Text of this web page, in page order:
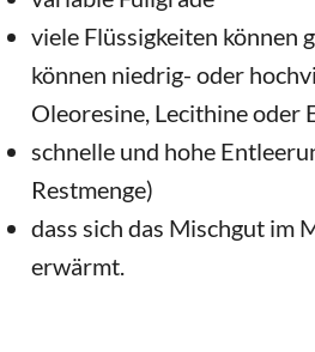
viele Flüssigkeiten können
können niedrig- oder
Oleoresine, Lecithine oder
schnelle und hohe
Restmenge)
dass sich das Mischgut im
erwärmt.